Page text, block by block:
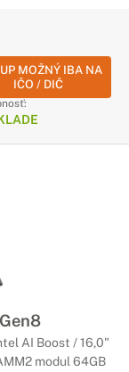
MOŽNÝ IBA NA
IČO / DIČ
AI Boost / 16,0"
modul 64GB